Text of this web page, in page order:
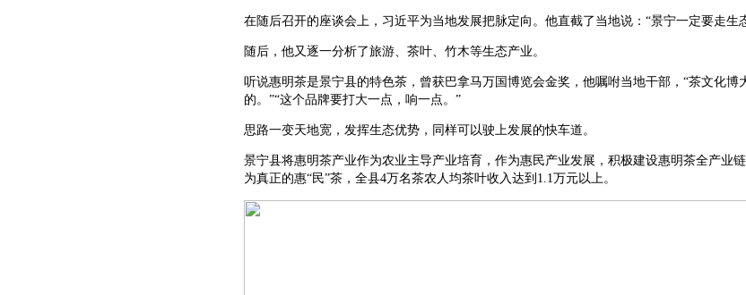
在随后召开的座谈会上，习近平为当地发展把脉定向。他直截了当地说：“景宁一定要走生
随后，他又逐一分析了旅游、茶叶、竹木等生态产业。
听说惠明茶是景宁县的特色茶，曾获巴拿马万国博览会金奖，他嘱咐当地干部，“茶文化博
的。”“这个品牌要打大一点，响一点。”
思路一变天地宽，发挥生态优势，同样可以驶上发展的快车道。
景宁县将惠明茶产业作为农业主导产业培育，作为惠民产业发展，积极建设惠明茶全产业
为真正的惠“民”茶，全县4万名茶农人均茶叶收入达到1.1万元以上。